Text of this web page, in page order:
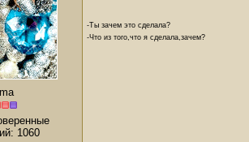
1060
-Ты зачем это сделала?
-Что из того,что я сделала,зачем?